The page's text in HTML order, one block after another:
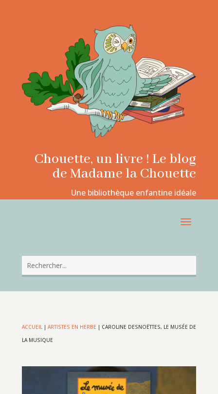
Chouette, un livre ! Le blog
de Madame la Chouette
Une bibliothèque enfantine idéale
ACCUEIL| ARTISTES EN HERBE | CAROLINE DESNOËTTES, LE MUSÉE DE
LA MUSIQUE